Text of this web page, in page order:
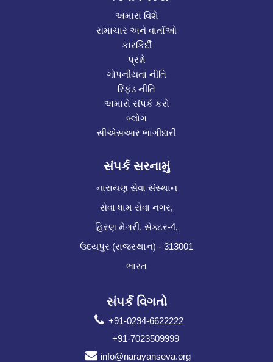
અમારા વિશે
સમાચાર અને વાર્તાઓ
કારકિર્દી
પ્રશ્નો
ગોપનીયતા નીતિ
રિફંડ નીતિ
અમારો સંપર્ક કરો
બ્લોગ
સીએસઆર ભાગીદારી
સંપર્ક સરનામું
નારાયણ સેવા સંસ્થાન
સેવા ધામ સેવા નગર,
હિરણ મેગરી, સેક્ટર-4,
ઉદયપુર (રાજસ્થાન) - 313001
ભારત
સંપર્ક વિગતો
+91-0294-6622222
+91-7023509999
info@narayanseva.org